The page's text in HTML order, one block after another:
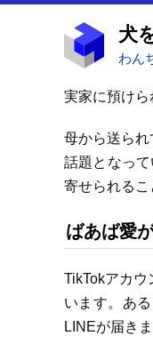
わん
実家に預け
母から送られ
話題となっ
寄せられるこ
ばあば愛
TikTokアカ
います。あ
LINEが届きま